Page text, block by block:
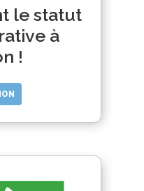
le statut
à
!